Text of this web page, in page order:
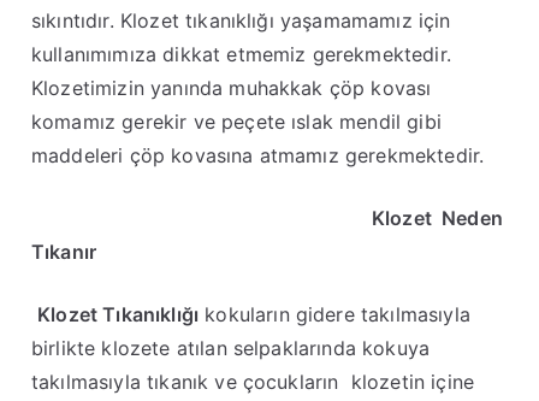
sıkıntıdır. Klozet tıkanıklığı yaşamamamız için
kullanımımıza dikkat etmemiz gerekmektedir.
Klozetimizin yanında muhakkak çöp kovası
komamız gerekir ve peçete ıslak mendil gibi
maddeleri çöp kovasına atmamız gerekmektedir.
Klozet Neden
Tıkanır
Klozet Tıkanıklığı kokuların gidere takılmasıyla
birlikte klozete atılan selpaklarında kokuya
takılmasıyla tıkanık ve çocukların klozetin içine